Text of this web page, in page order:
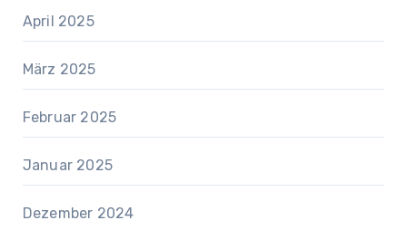
April 2025
März 2025
Februar 2025
Januar 2025
Dezember 2024